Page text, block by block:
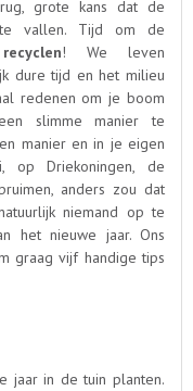
grote kans dat de
vallen. Tijd om de
! We leven
dure tijd en het milieu
redenen om je boom
slimme manier te
manier en in je eigen
Driekoningen, de
anders zou dat
niemand op te
het nieuwe jaar. Ons
graag vijf handige tips
jaar in de tuin planten.